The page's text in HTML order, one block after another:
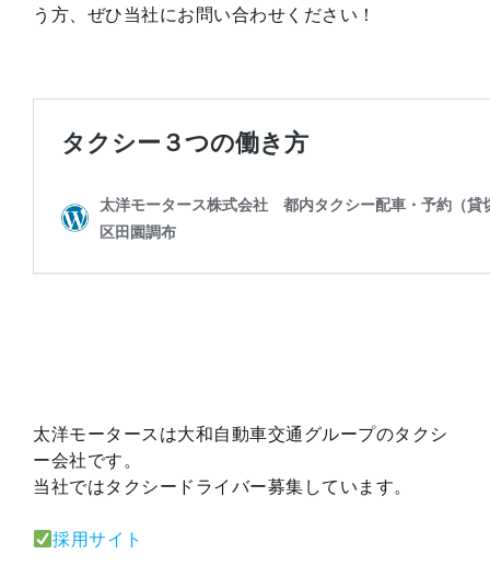
う方、ぜひ当社にお問い合わせください！
太洋モータースは大和自動車交通グループのタクシ
ー会社です。
当社ではタクシードライバー募集しています。
採用サイト